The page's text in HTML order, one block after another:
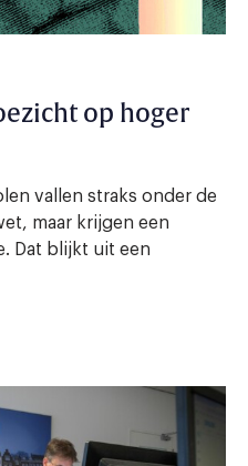
op hoger
vallen straks onder de
maar krijgen een
Dat blijkt uit een